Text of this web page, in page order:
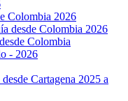
Colombia 2026
desde Colombia 2026
Colombia
- 2026
Cartagena 2025 a